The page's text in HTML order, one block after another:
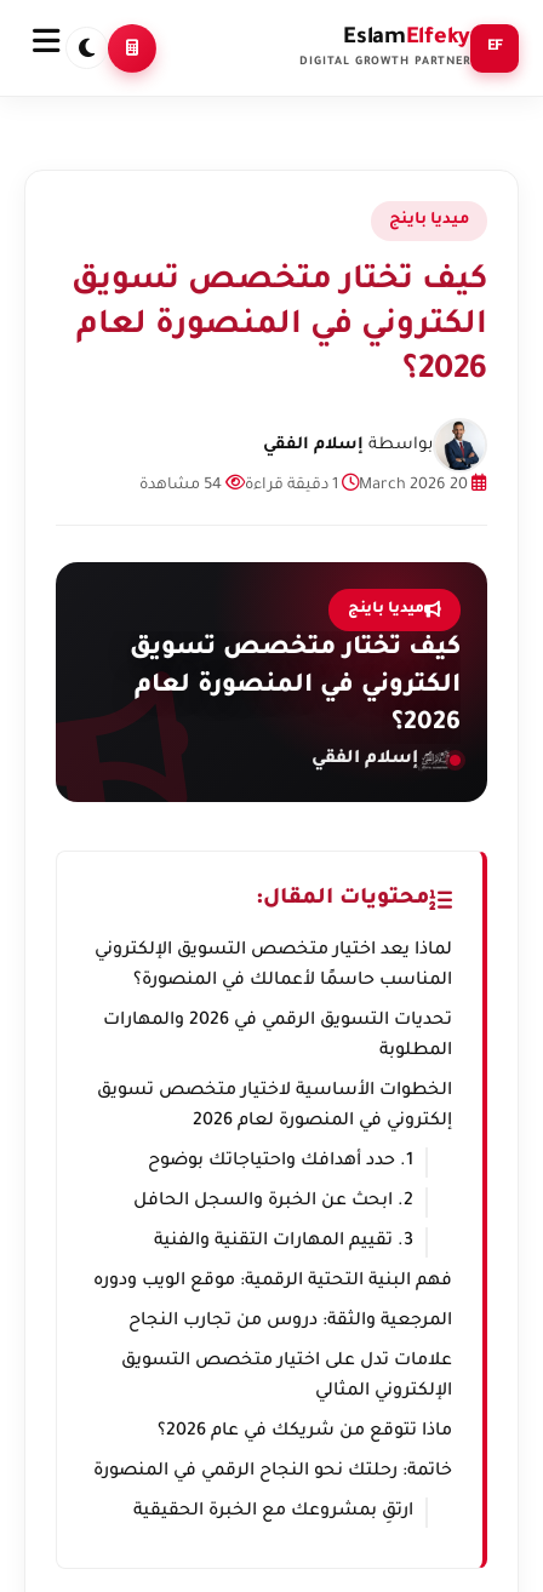
EF
EslamElfeky
DIGITAL GROWTH PARTNER
ميديا باينج
كيف تختار متخصص تسويق
الكتروني في المنصورة لعام
2026؟
بواسطة إسلام الفقي
ميديا باينج
كيف تختار متخصص تسويق
الكتروني في المنصورة لعام
2026؟
إسلام الفقي
محتويات المقال:
لماذا يعد اختيار متخصص التسويق الإلكتروني
المناسب حاسمًا لأعمالك في المنصورة؟
تحديات التسويق الرقمي في 2026 والمهارات
المطلوبة
الخطوات الأساسية لاختيار متخصص تسويق
إلكتروني في المنصورة لعام 2026
1. حدد أهدافك واحتياجاتك بوضوح
2. ابحث عن الخبرة والسجل الحافل
3. تقييم المهارات التقنية والفنية
فهم البنية التحتية الرقمية: موقع الويب ودوره
المرجعية والثقة: دروس من تجارب النجاح
علامات تدل على اختيار متخصص التسويق
الإلكتروني المثالي
ماذا تتوقع من شريكك في عام 2026؟
خاتمة: رحلتك نحو النجاح الرقمي في المنصورة
ارتقِ بمشروعك مع الخبرة الحقيقية